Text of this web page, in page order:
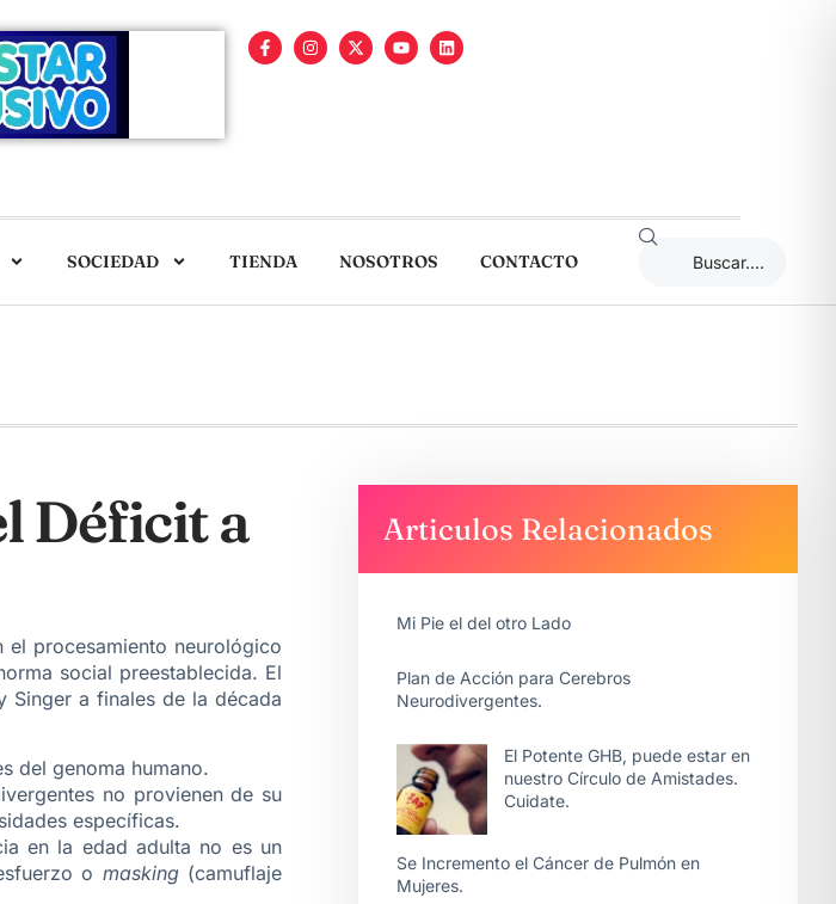
SOCIEDAD TIENDA NOSOTROS CONTACTO
Déficit a
procesamiento neurológico
social preestablecida. El
Singer a finales de la década
del genoma humano.
no provienen de su
específicas.
en la edad adulta no es un
o masking(camuflaje
Articulos Relacionados
Mi Pie el del otro Lado
Plan de Acción para Cerebros
Neurodivergentes.
El Potente GHB, puede estar en
nuestro Círculo de Amistades.
Cuidate.
Se Incremento el Cáncer de Pulmón en
Mujeres.